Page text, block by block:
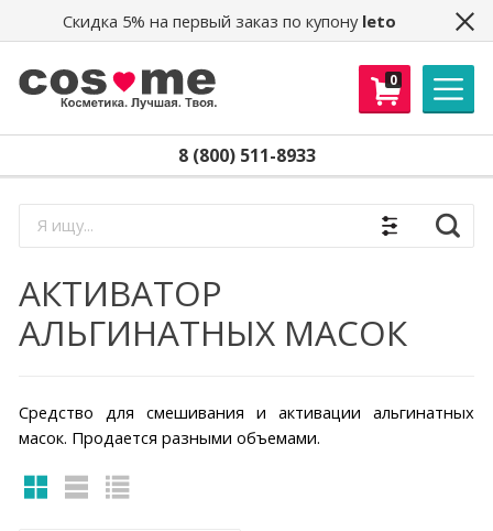
Скидка 5% на первый заказ по купону leto
0
8 (800) 511-8933
АКТИВАТОР
АЛЬГИНАТНЫХ МАСОК
Средство для смешивания и активации альгинатных
масок. Продается разными объемами.